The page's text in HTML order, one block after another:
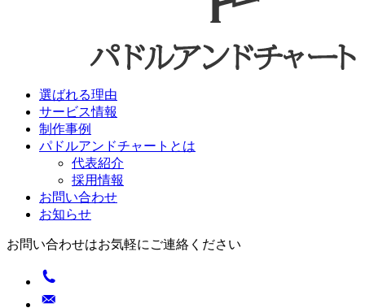
選ばれる理由
サービス情報
制作事例
パドルアンドチャートとは
代表紹介
採用情報
お問い合わせ
お知らせ
お問い合わせはお気軽にご連絡ください